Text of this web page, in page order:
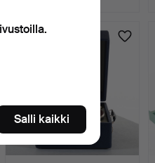
Salli kaikki